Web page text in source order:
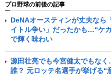
プロ野球の前後の記事
DeNAオースティンが丈夫なら
イトル争い」だったかも…“ケ
で輝く味わい
源田壮亮でも今宮健太でもな
誰？ 元ロッテ名選手が挙げる“